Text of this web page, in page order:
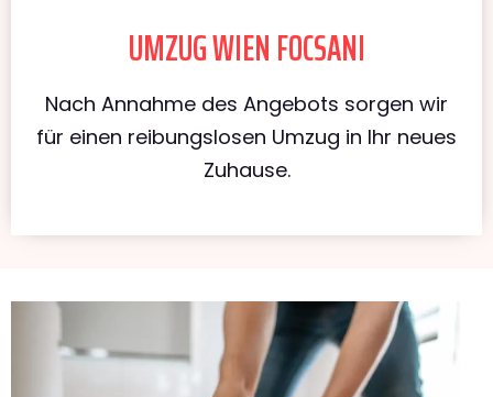
UMZUG WIEN FOCSANI
Nach Annahme des Angebots sorgen wir
für einen reibungslosen Umzug in Ihr neues
Zuhause.